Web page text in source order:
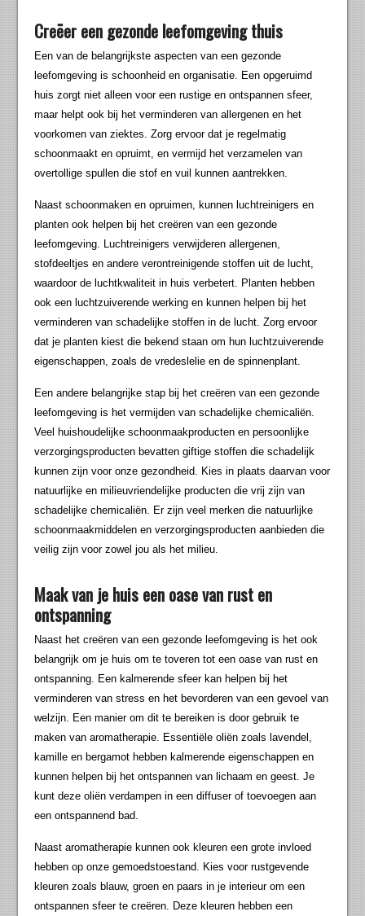
Creëer een gezonde leefomgeving thuis
Een van de belangrijkste aspecten van een gezonde
leefomgeving is schoonheid en organisatie. Een opgeruimd
huis zorgt niet alleen voor een rustige en ontspannen sfeer,
maar helpt ook bij het verminderen van allergenen en het
voorkomen van ziektes. Zorg ervoor dat je regelmatig
schoonmaakt en opruimt, en vermijd het verzamelen van
overtollige spullen die stof en vuil kunnen aantrekken.
Naast schoonmaken en opruimen, kunnen luchtreinigers en
planten ook helpen bij het creëren van een gezonde
leefomgeving. Luchtreinigers verwijderen allergenen,
stofdeeltjes en andere verontreinigende stoffen uit de lucht,
waardoor de luchtkwaliteit in huis verbetert. Planten hebben
ook een luchtzuiverende werking en kunnen helpen bij het
verminderen van schadelijke stoffen in de lucht. Zorg ervoor
dat je planten kiest die bekend staan om hun luchtzuiverende
eigenschappen, zoals de vredeslelie en de spinnenplant.
Een andere belangrijke stap bij het creëren van een gezonde
leefomgeving is het vermijden van schadelijke chemicaliën.
Veel huishoudelijke schoonmaakproducten en persoonlijke
verzorgingsproducten bevatten giftige stoffen die schadelijk
kunnen zijn voor onze gezondheid. Kies in plaats daarvan voor
natuurlijke en milieuvriendelijke producten die vrij zijn van
schadelijke chemicaliën. Er zijn veel merken die natuurlijke
schoonmaakmiddelen en verzorgingsproducten aanbieden die
veilig zijn voor zowel jou als het milieu.
Maak van je huis een oase van rust en
ontspanning
Naast het creëren van een gezonde leefomgeving is het ook
belangrijk om je huis om te toveren tot een oase van rust en
ontspanning. Een kalmerende sfeer kan helpen bij het
verminderen van stress en het bevorderen van een gevoel van
welzijn. Een manier om dit te bereiken is door gebruik te
maken van aromatherapie. Essentiële oliën zoals lavendel,
kamille en bergamot hebben kalmerende eigenschappen en
kunnen helpen bij het ontspannen van lichaam en geest. Je
kunt deze oliën verdampen in een diffuser of toevoegen aan
een ontspannend bad.
Naast aromatherapie kunnen ook kleuren een grote invloed
hebben op onze gemoedstoestand. Kies voor rustgevende
kleuren zoals blauw, groen en paars in je interieur om een
ontspannen sfeer te creëren. Deze kleuren hebben een